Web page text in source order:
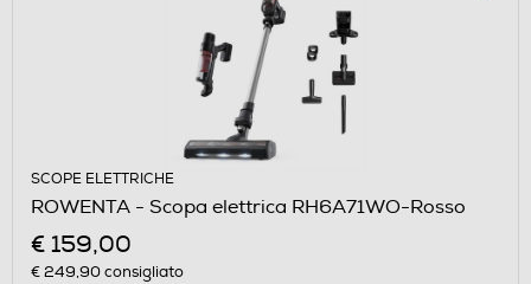
SCOPE ELETTRICHE
ROWENTA - Scopa elettrica RH6A71WO-Rosso
€ 159,00
€ 249,90consigliato